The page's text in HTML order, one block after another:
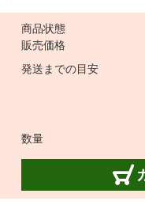
商品状態
販売価格
発送までの目安
数量